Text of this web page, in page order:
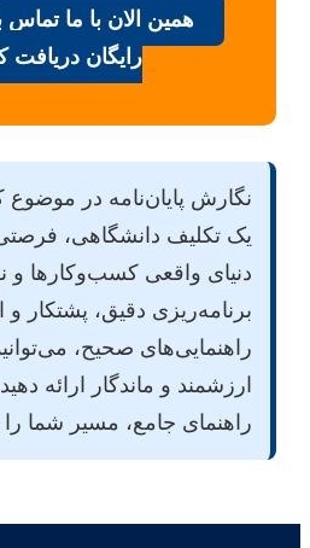
همین الان با ما
رایگان دریافت
نگارش پایان‌نامه در موضوع
یک تکلیف دانشگاهی، فرصتی
دنیای واقعی کسب‌وکارها و
برنامه‌ریزی دقیق، پشتکار و
راهنمایی‌های صحیح،
ارزشمند و ماندگار ارائه
راهنمای جامع، مسیر شما